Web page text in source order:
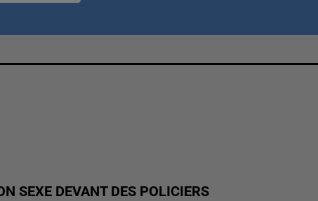
SEXE DEVANT DES POLICIERS